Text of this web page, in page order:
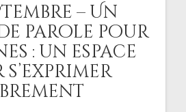
– Un
parole pour
: un espace